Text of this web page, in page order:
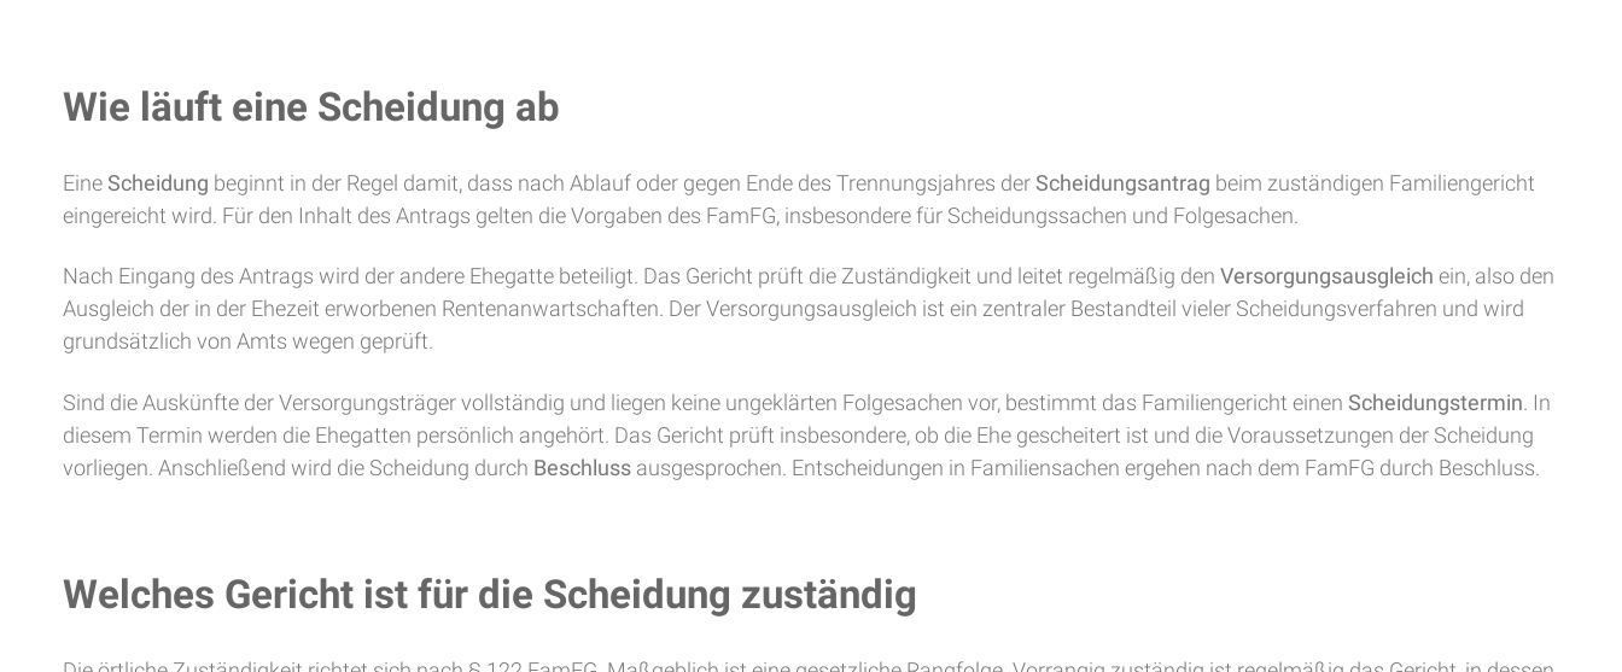
Wie läuft eine Scheidung ab
EineScheidung beginnt in der Regel damit, dass nach Ablauf oder gegen Ende des Trennungsjahres derScheidungsantrag beim zuständigen Familiengericht
eingereicht wird. Für den Inhalt des Antrags gelten die Vorgaben des FamFG, insbesondere für Scheidungssachen und Folgesachen.
Nach Eingang des Antrags wird der andere Ehegatte beteiligt. Das Gericht prüft die Zuständigkeit und leitet regelmäßig den Versorgungsausgleich ein, also den
Ausgleich der in der Ehezeit erworbenen Rentenanwartschaften. Der Versorgungsausgleich ist ein zentraler Bestandteil vieler Scheidungsverfahren und wird
grundsätzlich von Amts wegen geprüft.
Sind die Auskünfte der Versorgungsträger vollständig und liegen keine ungeklärten Folgesachen vor, bestimmt das Familiengericht einen Scheidungstermin . In
diesem Termin werden die Ehegatten persönlich angehört. Das Gericht prüft insbesondere, ob die Ehe gescheitert ist und die Voraussetzungen der Scheidung
vorliegen. Anschließend wird die Scheidung durch Beschluss ausgesprochen. Entscheidungen in Familiensachen ergehen nach dem FamFG durch Beschluss.
Welches Gericht ist für die Scheidung zuständig